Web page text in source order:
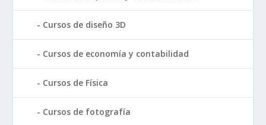
Cursos de diseño 3D
Cursos de economía y contabilidad
Cursos de Física
Cursos de fotografía